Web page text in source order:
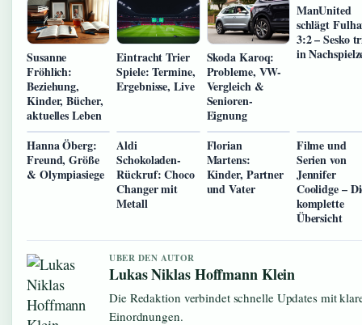
Susanne
Fröhlich:
Beziehung,
Kinder, Bücher,
aktuelles Leben
Eintracht Trier
Spiele: Termine,
Ergebnisse, Live
Skoda Karoq:
Probleme, VW-
Vergleich &
Senioren-
Eignung
ManUnited
schlägt
3:2 – Sesko
in
Hanna Öberg:
Freund, Größe
& Olympiasiege
Aldi
Schokoladen-
Rückruf: Choco
Changer mit
Metall
Florian
Martens:
Kinder, Partner
und Vater
Filme und
Serien von
Jennifer
Coolidge –
komplette
Übersicht
UBER DEN AUTOR
Lukas Niklas Hoffmann Klein
Die Redaktion verbindet schnelle Updates mit
Einordnungen.